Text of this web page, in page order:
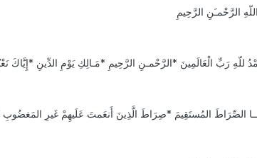
الرَّحْمـَنِ الرَّحِيمِ
للّهِ رَبِّ الْعَالَمِينَ *الرَّحْمـنِ الرَّحِيمِ *مَـالِكِ يَوْمِ الدِّينِ *إِيَّاكَ
الصِّرَاطَ المُستَقِيمَ *صِرَاطَ الَّذِينَ أَنعَمتَ عَلَيهِمْ غَيرِ المَغضُوبِ